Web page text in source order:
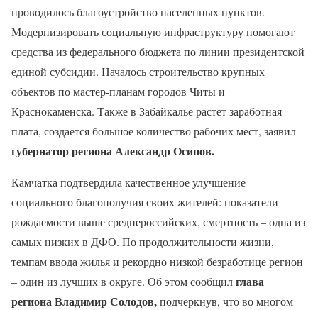
проводилось благоустройство населенных пунктов.
Модернизировать социальную инфраструктуру помогают
средства из федерального бюджета по линии президентской
единой субсидии. Началось строительство крупных
объектов по мастер-планам городов Читы и
Краснокаменска. Также в Забайкалье растет заработная
плата, создается большое количество рабочих мест, заявил
губернатор региона Александр Осипов.
Камчатка подтвердила качественное улучшение
социального благополучия своих жителей: показатели
рождаемости выше среднероссийских, смертность – одна из
самых низких в ДФО. По продолжительности жизни,
темпам ввода жилья и рекордно низкой безработице регион
– один из лучших в округе. Об этом сообщилглава
региона Владимир Солодов,подчеркнув, что во многом